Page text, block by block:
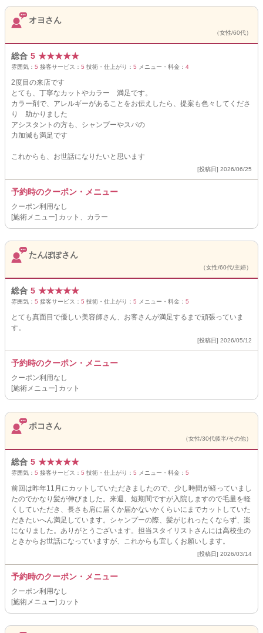
オヨさん
（女性/60代）
総合 5 ★★★★★
雰囲気： 5 接客サービス： 5 技術・仕上がり： 5 メニュー・料金： 4
2度目の来店です
とても、丁寧なカットやカラー 満足です。
カラー剤で、アレルギーがあることをお伝えしたら、提案も色々してくださ
り 助かりました
アシスタントの方も、シャンプーやスパの
力加減も満足です
これからも、お世話になりたいと思います
[投稿日] 2026/06/25
予約時のクーポン・メニュー
クーポン利用なし
[施術メニュー] カット、カラー
たんぽぽさん
（女性/60代/主婦）
総合 5 ★★★★★
雰囲気： 5 接客サービス： 5 技術・仕上がり： 5 メニュー・料金： 5
とても真面目で優しい美容師さん、お客さんが満足するまで頑張っていま
す。
[投稿日] 2026/05/12
予約時のクーポン・メニュー
クーポン利用なし
[施術メニュー] カット
ポコさん
（女性/30代後半/その他）
総合 5 ★★★★★
雰囲気： 5 接客サービス： 5 技術・仕上がり： 5 メニュー・料金： 5
前回は昨年11月にカットしていただきましたので、少し時間が経っていまし
たのでかなり髪が伸びました。来週、短期間ですが入院しますので毛量を軽
くしていただき、長さも肩に届くか届かないかくらいにまでカットしていた
だきたいへん満足しています。シャンプーの際、髪がじれったくならず、楽
になりました。ありがとうございます。担当スタイリストさんには高校生の
ときからお世話になっていますが、これからも宜しくお願いします。
[投稿日] 2026/03/14
予約時のクーポン・メニュー
クーポン利用なし
[施術メニュー] カット